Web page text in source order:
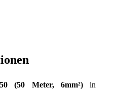
(50 Meter, 6mm²) in